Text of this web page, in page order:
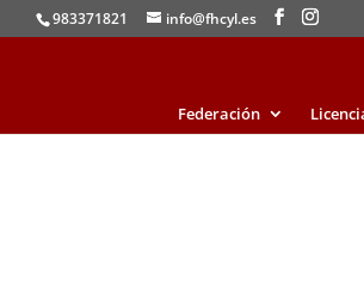
983371821 info@fhcyl.es
Federación